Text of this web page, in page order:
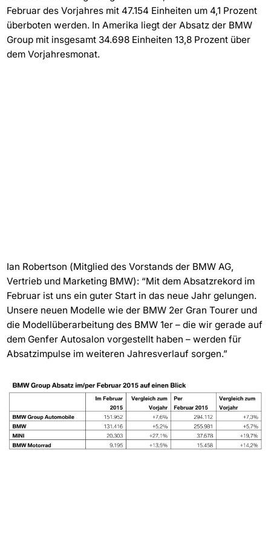
Februar des Vorjahres mit 47.154 Einheiten um 4,1 Prozent
überboten werden. In Amerika liegt der Absatz der BMW
Group mit insgesamt 34.698 Einheiten 13,8 Prozent über
dem Vorjahresmonat.
Ian Robertson (Mitglied des Vorstands der BMW AG,
Vertrieb und Marketing BMW): “Mit dem Absatzrekord im
Februar ist uns ein guter Start in das neue Jahr gelungen.
Unsere neuen Modelle wie der BMW 2er Gran Tourer und
die Modellüberarbeitung des BMW 1er – die wir gerade auf
dem Genfer Autosalon vorgestellt haben – werden für
Absatzimpulse im weiteren Jahresverlauf sorgen.”